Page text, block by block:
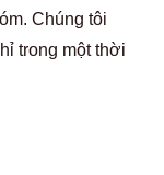
Chúng tôi
trong một thời